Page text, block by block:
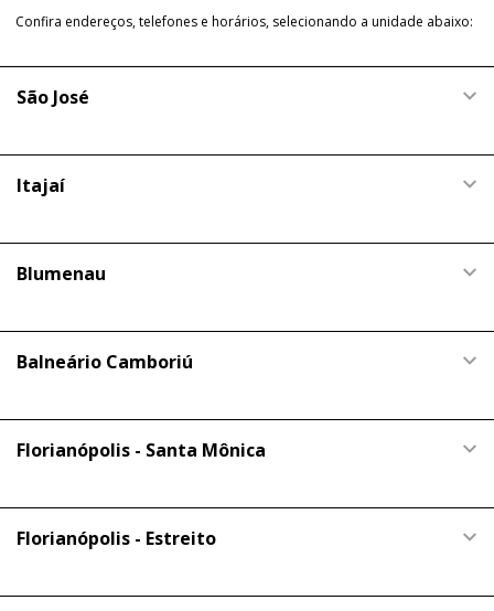
Confira endereços, telefones e horários, selecionando a unidade abaixo:
São José
Itajaí
Blumenau
Balneário Camboriú
Florianópolis - Santa Mônica
Florianópolis - Estreito